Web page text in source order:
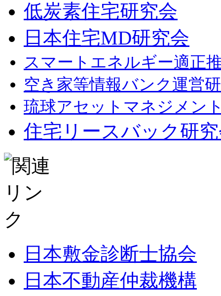
低炭素住宅研究会
日本住宅MD研究会
スマートエネルギー適正
空き家等情報バンク運営
琉球アセットマネジメン
住宅リースバック研
日本敷金診断士協会
日本不動産仲裁機構